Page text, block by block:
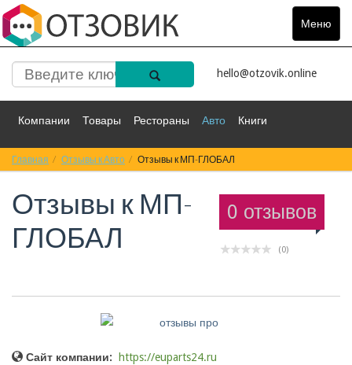
Меню
Toggle
hello@otzovik.online
Компании Товары Рестораны Авто Книги
Спорт Фильмы Деньги Путешествия
Красота Здоровье Остальное
Главная Отзывы к Авто Отзывы к МП-ГЛОБАЛ
0 отзывов
(0)
Отзывы к МП-
ГЛОБАЛ
Сайт компании:
https://euparts24.ru